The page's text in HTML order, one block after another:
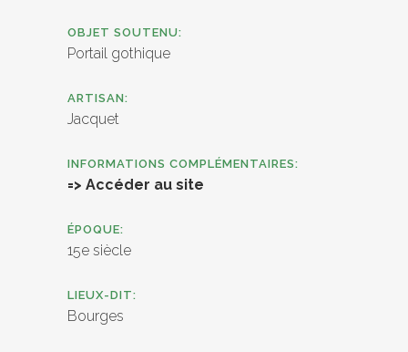
OBJET SOUTENU:
Portail gothique
ARTISAN:
Jacquet
INFORMATIONS COMPLÉMENTAIRES:
=> Accéder au site
ÉPOQUE:
15e siècle
LIEUX-DIT:
Bourges